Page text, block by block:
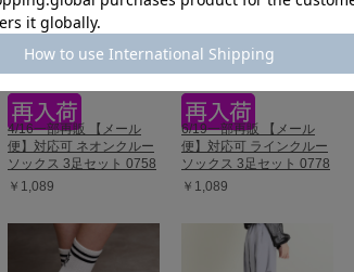
4/16一部再販 【メール
便】対応可 ネオンクルー
ソックス 3足セット 0758
￥1,089
6/19一部再販 【メール
便】対応可 ラインクルー
ソックス 3足セット 0778
￥1,089